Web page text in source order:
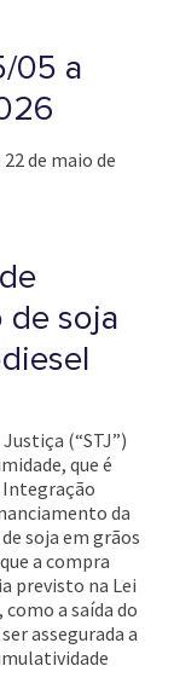
05 a
de maio de
de soja
(“STJ”)
que é
da
soja em grãos
a compra
previsto na Lei
como a saída do
assegurada a